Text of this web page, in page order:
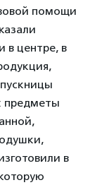
помощи
в центре, в
предметы
в